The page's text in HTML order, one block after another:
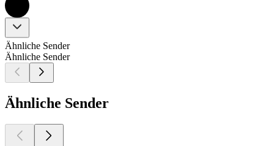
Ähnliche Sender
Ähnliche Sender
Ähnliche Sender